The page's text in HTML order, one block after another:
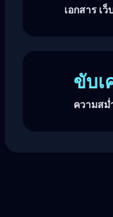
เอกสาร เ
ขับเ
ความสม่